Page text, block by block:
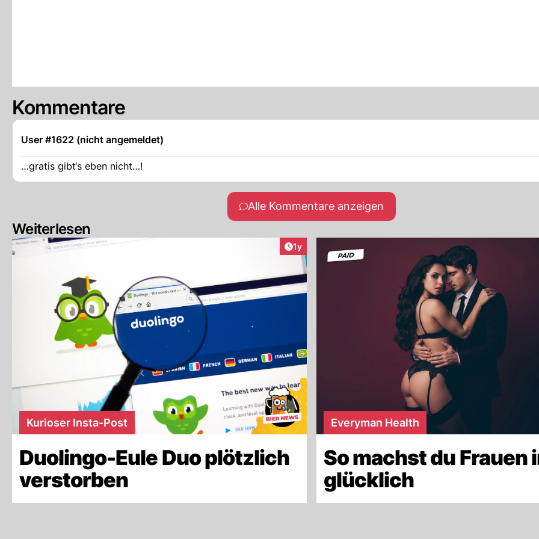
Kommentare
User #1622 (nicht angemeldet)
…gratis gibt‘s eben nicht…!
Alle Kommentare anzeigen
Weiterlesen
Artikel veröffentlicht:
1y
Kurioser Insta-Post
Duolingo-Eule Duo plötzlich
verstorben
Everyman Health
So machst du Frauen
glücklich